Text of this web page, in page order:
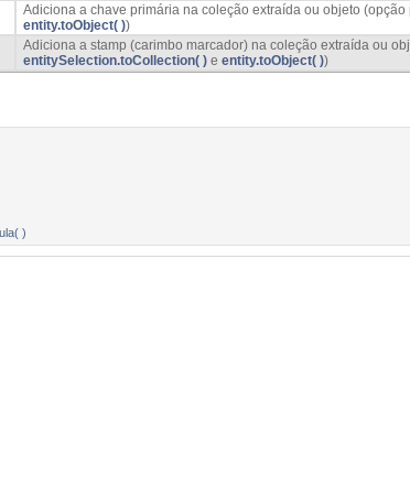
Adiciona a chave primária na coleção extraída ou objeto (opção
entity.toObject( ))
Adiciona a stamp (carimbo marcador) na coleção extraída ou
entitySelection.toCollection( ) e entity.toObject( ))
)